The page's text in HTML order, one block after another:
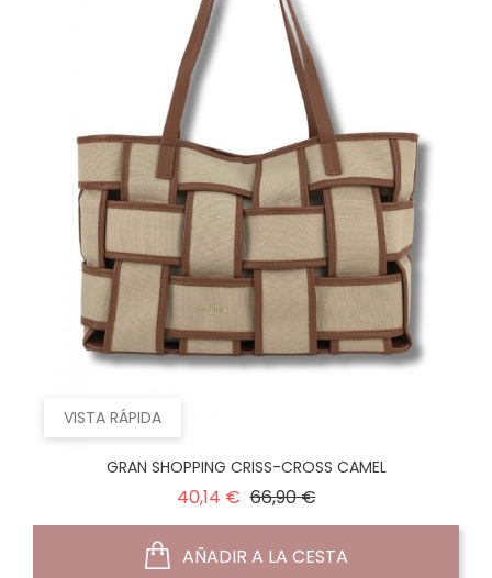
VISTA RÁPIDA
GRAN SHOPPING CRISS-CROSS CAMEL
40,14 € Precio
66,90 €Precio
AÑADIR A LA CESTA